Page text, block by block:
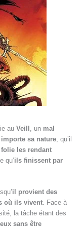
au Veill , un mal
importe sa nature , qu’il
folie les rendant
qu’ils finissent par
il provient des
où ils vivent . Face à
la tâche étant des
sans être